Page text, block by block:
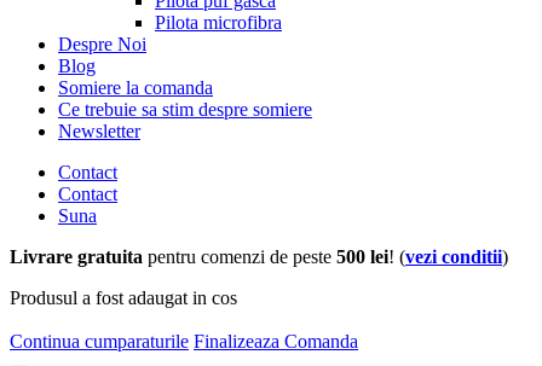
Pilota microfibra
Despre Noi
Blog
Somiere la comanda
Ce trebuie sa stim despre somiere
Newsletter
Contact
Contact
Suna
Livrare gratuita pentru comenzi de peste 500 lei! (vezi conditii)
Produsul a fost adaugat in cos
Continua cumparaturile Finalizeaza Comanda